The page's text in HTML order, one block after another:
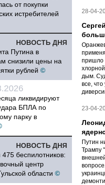
от покупки
истребителей
НОВОСТЬ ДНЯ
Путина в
снизили цены на
рублей ©
ликвидируют
БПЛА по
парку в
НОВОСТЬ ДНЯ
беспилотников:
центр
области ©
28-04-
пришло
дым.
все,
23-04-
Путин
Трампу